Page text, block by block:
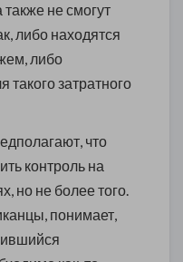
не смогут
либо находятся
либо
такого затратного
что
контроль на
но не более того.
понимает,